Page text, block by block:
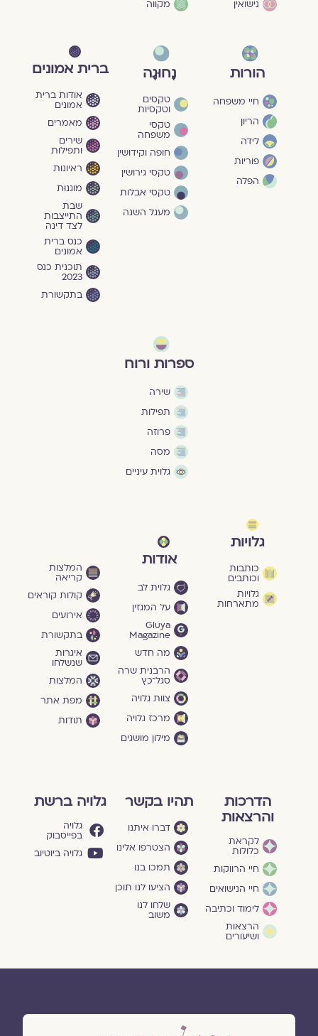
נישואין מקווה
הורות
חיי משפחה
הריון
לידה
פוריות
הפלה
נָחוּגָה
טקסים
וטקסיות
טקסי
משפחה
חופה וקידושין
טקסי גירושין
טקסי אבלות
מעגל השנה
ברית אמונים
אודות ברית
אמונים
מאמרים
שירים
ותפילות
ראיונות
מוגנוּת
שבת
התייצבות
לצד דינה
כנס ברית
אמונים
תוכנית כנס
2023
בתקשורת
ספרות ורוח
שירה
תפילות
פרוזה
מסה
גלוית עיניים
גלויות
כותבות
וכותבים
גלויות
מתארחות
אודות
גלוית לב
על המגזין
Gluya
Magazine
מה חדש
הרבנית שרה
סגל־כץ
צוות גלויה
מרכז גלויה
מילון מושגים
המלצות
קריאה
קולות קוראים
אירועים
בתקשורת
איגרות
שנשלחו
המלצות
מפת אתר
תודות
הדרכות
והרצאות
לקראת
כלולות
חיי הרווקות
חיי הנישואים
לימוד וכתיבה
הרצאות
ושיעורים
תהיו בקשר
דברו איתנו
הצטרפו אלינו
תמכו בנו
הציעו לנו תוכן
שלחו לנו
משוב
גלויה ברשת
גלויה
בפייסבוק
גלויה ביוטיוב